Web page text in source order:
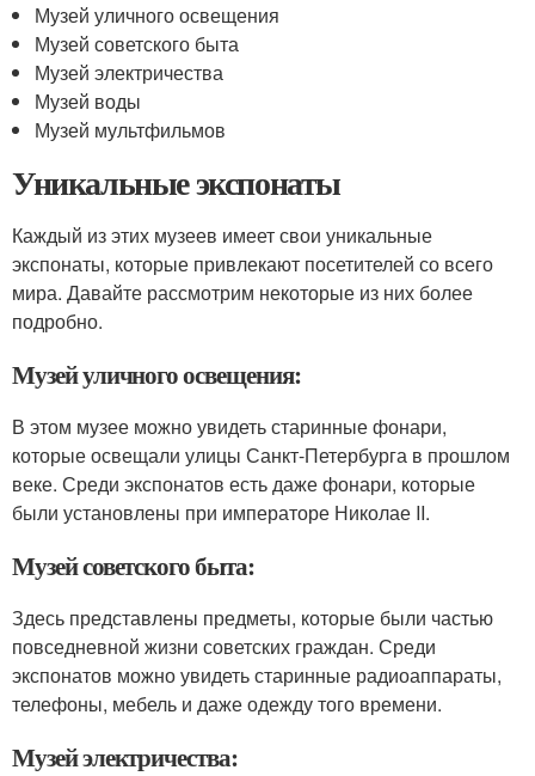
Музей уличного освещения
Музей советского быта
Музей электричества
Музей воды
Музей мультфильмов
Уникальные экспонаты
Каждый из этих музеев имеет свои уникальные
экспонаты, которые привлекают посетителей со всего
мира. Давайте рассмотрим некоторые из них более
подробно.
Музей уличного освещения:
В этом музее можно увидеть старинные фонари,
которые освещали улицы Санкт-Петербурга в прошлом
веке. Среди экспонатов есть даже фонари, которые
были установлены при императоре Николае II.
Музей советского быта:
Здесь представлены предметы, которые были частью
повседневной жизни советских граждан. Среди
экспонатов можно увидеть старинные радиоаппараты,
телефоны, мебель и даже одежду того времени.
Музей электричества: